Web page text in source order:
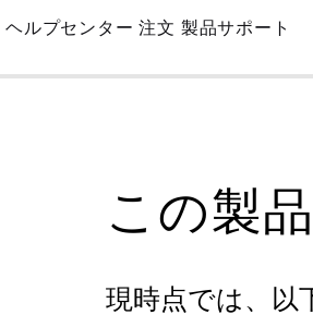
Skip
Main
ヘルプセンター 注文 製品サポート
この製
現時点では、以